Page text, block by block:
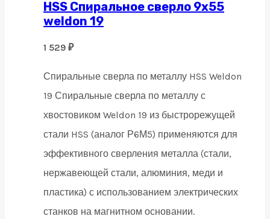
HSS Спиральное сверло 9х55
weldon 19
1 529 ₽
Спиральные сверла по металлу HSS Weldon
19 Спиральные сверла по металлу с
хвостовиком Weldon 19 из быстрорежущей
стали HSS (аналог Р6М5) применяются для
эффективного сверления металла (стали,
нержавеющей стали, алюминия, меди и
пластика) с использованием электрических
станков на магнитном основании.